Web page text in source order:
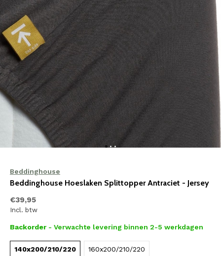
Beddinghouse
Beddinghouse Hoeslaken Splittopper Antraciet - Jersey
€39,95
Incl. btw
Backorder - Verwachte levering binnen 2-5 werkdagen
140x200/210/220 160x200/210/220